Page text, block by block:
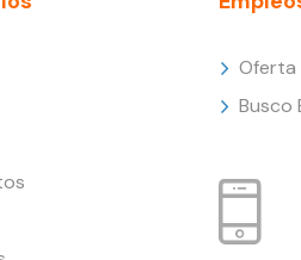
Oferta
Busco